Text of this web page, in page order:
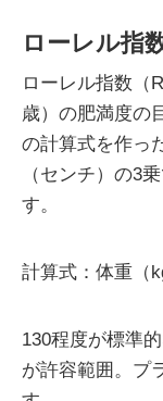
ローレル指
ローレル指数（
歳）の肥満度の
の計算式を作っ
（センチ）の3
す。
計算式：体重（
130程度が標準
が許容範囲。プ